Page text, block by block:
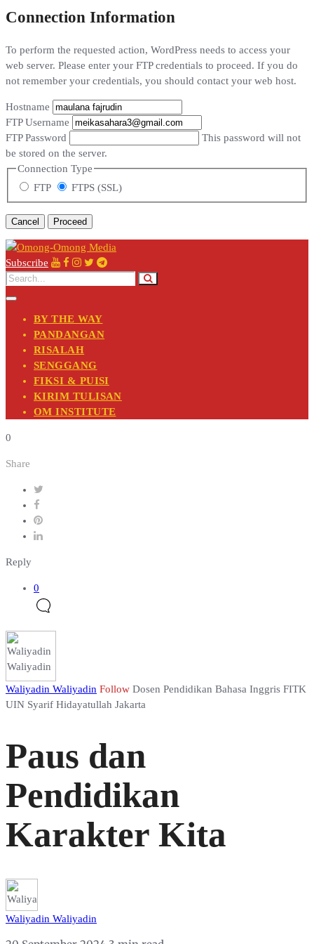
Connection Information
To perform the requested action, WordPress needs to access your
web server. Please enter your FTP credentials to proceed. If you do
not remember your credentials, you should contact your web host.
Hostname
FTP Username
FTP Password
This password will not
be stored on the server.
Connection Type
FTP
FTPS (SSL)
Cancel
Subscribe
BY THE WAY
PANDANGAN
RISALAH
SENGGANG
FIKSI & PUISI
KIRIM TULISAN
OM INSTITUTE
0
Share
Reply
0
Waliyadin Waliyadin Follow Dosen Pendidikan Bahasa Inggris FITK
UIN Syarif Hidayatullah Jakarta
Paus dan
Pendidikan
Karakter Kita
Waliyadin Waliyadin